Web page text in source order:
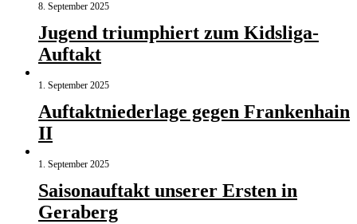
8. September 2025
Jugend triumphiert zum Kidsliga-
Auftakt
1. September 2025
Auftaktniederlage gegen Frankenhain
II
1. September 2025
Saisonauftakt unserer Ersten in
Geraberg